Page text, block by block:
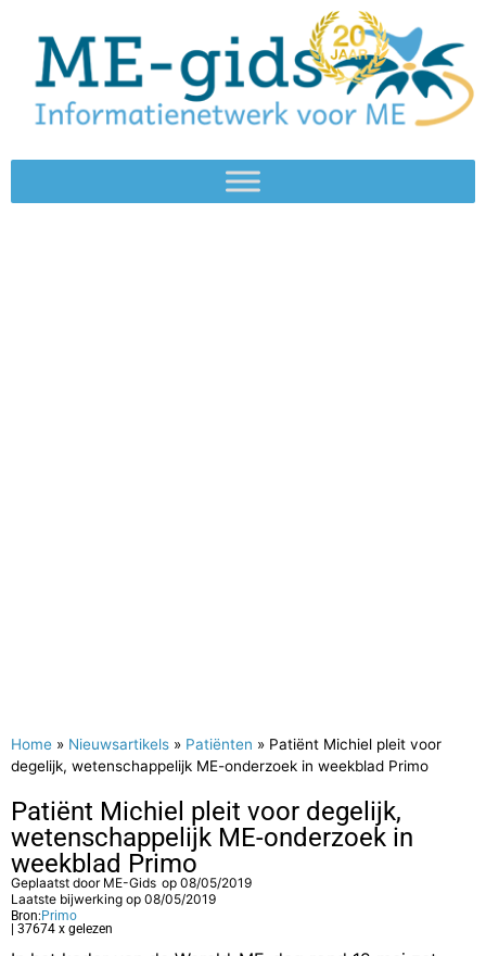
Home » Nieuwsartikels » Patiënten » Patiënt Michiel pleit voor
degelijk, wetenschappelijk ME-onderzoek in weekblad Primo
Patiënt Michiel pleit voor degelijk,
wetenschappelijk ME-onderzoek in
weekblad Primo
Geplaatst door ME-Gids op 08/05/2019
Laatste bijwerking op 08/05/2019
Bron: Primo
| 37674 x gelezen